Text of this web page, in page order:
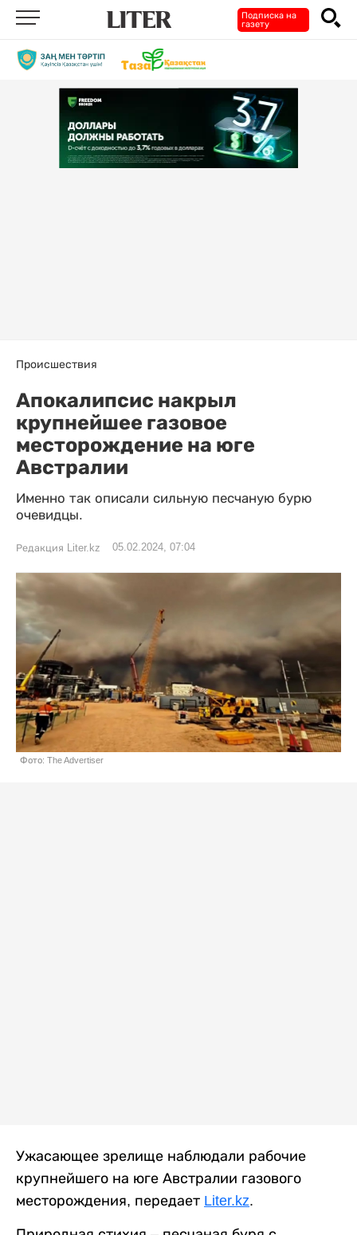
Подписка на
газету
Происшествия
Апокалипсис накрыл
крупнейшее газовое
месторождение на юге
Австралии
Именно так описали сильную песчаную бурю
очевидцы.
Редакция Liter.kz 05.02.2024, 07:04
Фото: The Advertiser
Ужасающее зрелище наблюдали рабочие
крупнейшего на юге Австралии газового
месторождения, передает Liter.kz.